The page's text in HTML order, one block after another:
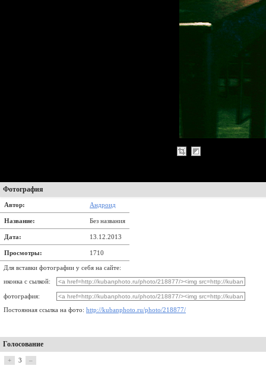
Фотография
Автор: Андроид
Название: Без названия
Дата: 13.12.2013
Просмотры: 1710
Для вставки фотографии у себя на сайте:
иконка с сылкой:
фотография:
Постоянная ссылка на фото: http://kubanphoto.ru/photo/218877/
Голосование
+ 3 –